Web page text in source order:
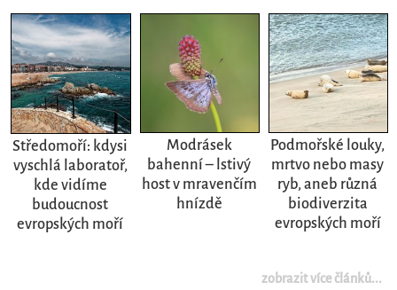
Středomoří: kdysi
vyschlá laboratoř,
kde vidíme
budoucnost
evropských moří
Modrásek
bahenní – lstivý
host v mravenčím
hnízdě
Podmořské louky,
mrtvo nebo masy
ryb, aneb různá
biodiverzita
evropských moří
zobrazit více článků...